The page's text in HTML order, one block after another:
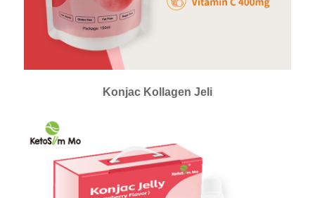
Konjac Kollagen Jeli